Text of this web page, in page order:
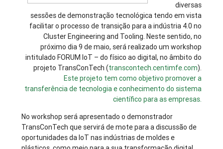
diversas
sessões de demonstração tecnológica tendo em vista
facilitar o processo de transição para a indústria 4.0 no
Cluster Engineering and Tooling. Neste sentido, no
próximo dia 9 de maio, será realizado um workshop
intitulado FORUM IoT – do físico ao digital, no âmbito do
projeto TransConTech (transcontech.centimfe.com).
Este projeto tem como objetivo promover a
transferência de tecnologia e conhecimento do sistema
científico para as empresas.
No workshop será apresentado o demonstrador
TransConTech que servirá de mote para a discussão de
oportunidades da IoT nas indústrias de moldes e